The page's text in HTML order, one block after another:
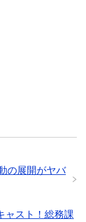
の展開がヤバ
ャスト！総務課